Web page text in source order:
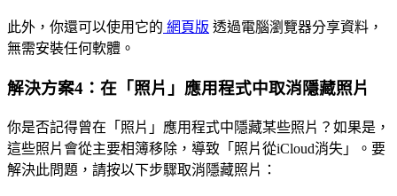
此外，你還可以使用它的 網頁版 透過電腦瀏覽器分享資料，
無需安裝任何軟體。
解決方案4：在「照片」應用程式中取消隱藏照片
你是否記得曾在「照片」應用程式中隱藏某些照片？如果是，
這些照片會從主要相簿移除，導致「照片從iCloud消失」。要
解決此問題，請按以下步驟取消隱藏照片：